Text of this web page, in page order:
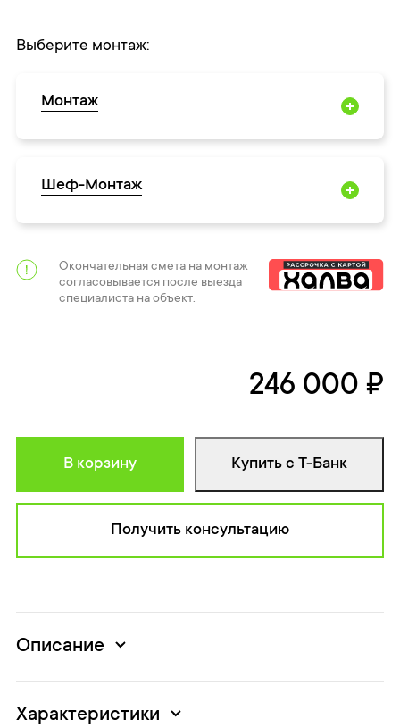
Выберите монтаж:
Монтаж
Шеф-Монтаж
Окончательная смета на монтаж
согласовывается после выезда
специалиста на объект.
246 000 ₽
В корзину Купить с Т-Банк
Получить консультацию
Описание
Характеристики